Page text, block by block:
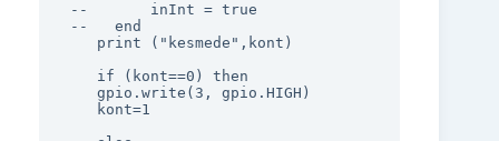
--       inInt = true
--   end
    gpio.write(3, gpio.HIGH)